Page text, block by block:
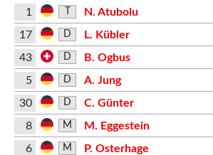
1
N. Atubolu
17
D
L. Kübler
43
D
B. Ogbus
5
D
A. Jung
30
D C. Günter
8 M M. Eggestein
6 M P. Osterhage